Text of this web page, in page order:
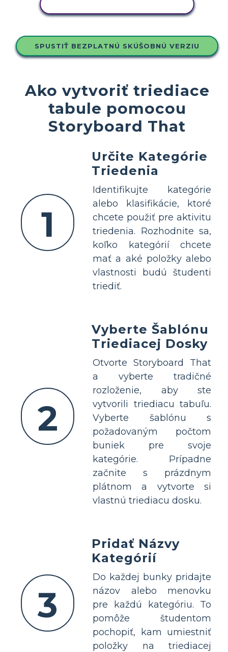
SPUSTIŤ BEZPLATNÚ SKÚŠOBNÚ VERZIU
Ako vytvoriť triediace
tabule pomocou
Storyboard That
1
Určite Kategórie
Triedenia
Identifikujte kategórie
alebo klasifikácie, ktoré
chcete použiť pre aktivitu
triedenia. Rozhodnite sa,
koľko kategórií chcete
mať a aké položky alebo
vlastnosti budú študenti
triediť.
2
Vyberte Šablónu
Triediacej Dosky
Otvorte Storyboard That
a vyberte tradičné
rozloženie, aby ste
vytvorili triediacu tabuľu.
Vyberte šablónu s
požadovaným počtom
buniek pre svoje
kategórie. Prípadne
začnite s prázdnym
plátnom a vytvorte si
vlastnú triediacu dosku.
3
Pridať Názvy
Kategórií
Do každej bunky pridajte
názov alebo menovku
pre každú kategóriu. To
pomôže študentom
pochopiť, kam umiestniť
položky na triediacej